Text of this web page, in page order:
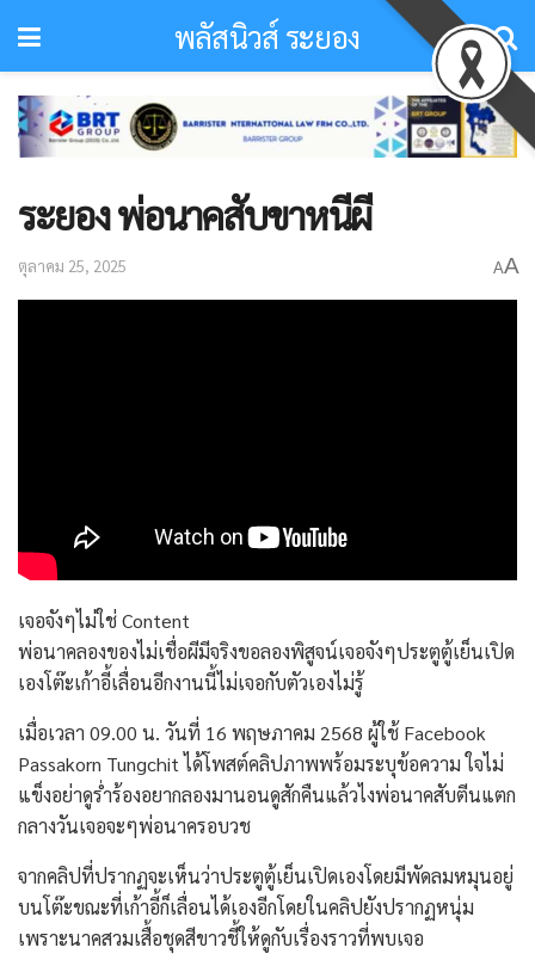
พลัสนิวส์ ระยอง
ระยอง พ่อนาคสับขาหนีผี
ตุลาคม 25, 2025 AA
เจอจังๆไม่ใช่ Content
พ่อนาคลองของไม่เชื่อผีมีจริงขอลองพิสูจน์เจอจังๆประตูตู้เย็นเปิด
เองโต๊ะเก้าอี้เลื่อนอีกงานนี้ไม่เจอกับตัวเองไม่รู้
เมื่อเวลา 09.00 น. วันที่ 16 พฤษภาคม 2568 ผู้ใช้ Facebook
Passakorn Tungchit ได้โพสต์คลิปภาพพร้อมระบุข้อความ ใจไม่
แข็งอย่าดูร่ำร้องอยากลองมานอนดูสักคืนแล้วไงพ่อนาคสับตีนแตก
กลางวันเจอจะๆพ่อนาครอบวช
จากคลิปที่ปรากฏจะเห็นว่าประตูตู้เย็นเปิดเองโดยมีพัดลมหมุนอยู่
บนโต๊ะขณะที่เก้าอี้ก็เลื่อนได้เองอีกโดยในคลิปยังปรากฏหนุ่ม
เพราะนาคสวมเสื้อชุดสีขาวชี้ให้ดูกับเรื่องราวที่พบเจอ